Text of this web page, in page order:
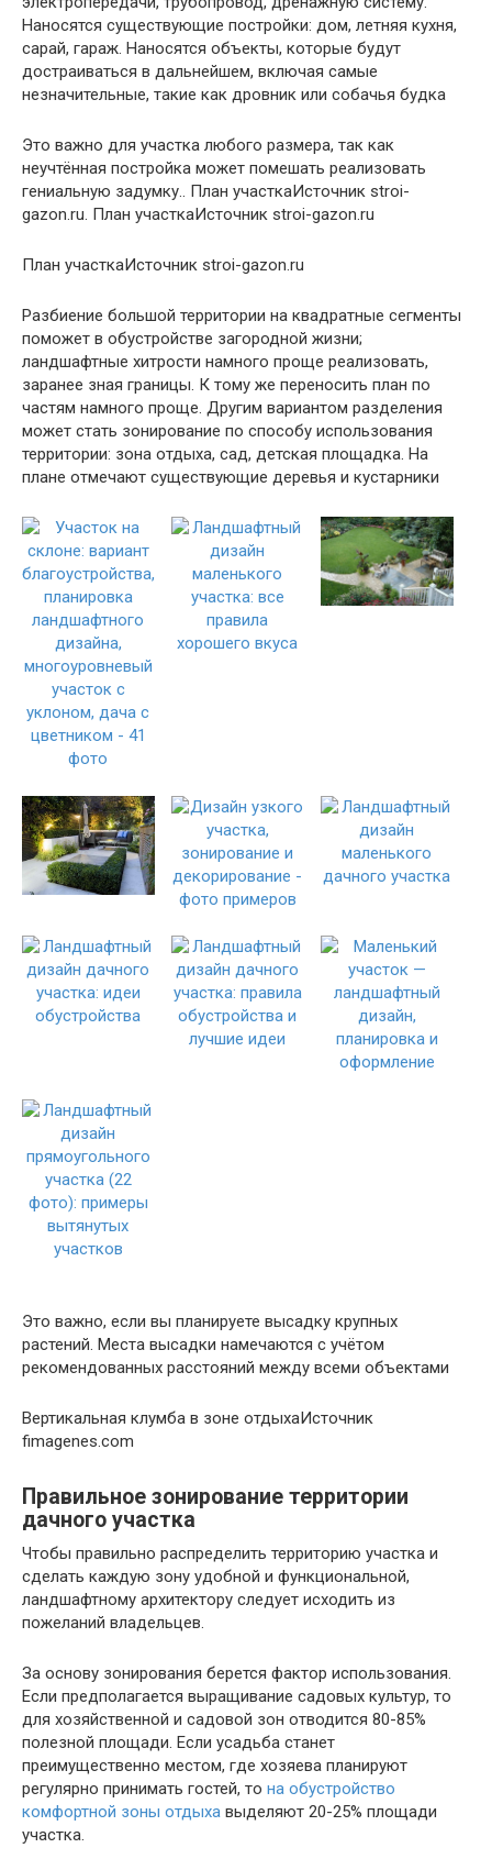
Наносятся существующие постройки: дом, летняя кухня,
сарай, гараж. Наносятся объекты, которые будут
достраиваться в дальнейшем, включая самые
незначительные, такие как дровник или собачья будка
Это важно для участка любого размера, так как
неучтённая постройка может помешать реализовать
гениальную задумку.. План участкаИсточник stroi-
gazon.ru. План участкаИсточник stroi-gazon.ru
План участкаИсточник stroi-gazon.ru
Разбиение большой территории на квадратные сегменты
поможет в обустройстве загородной жизни;
ландшафтные хитрости намного проще реализовать,
заранее зная границы. К тому же переносить план по
частям намного проще. Другим вариантом разделения
может стать зонирование по способу использования
территории: зона отдыха, сад, детская площадка. На
плане отмечают существующие деревья и кустарники
Это важно, если вы планируете высадку крупных
растений. Места высадки намечаются с учётом
рекомендованных расстояний между всеми объектами
Вертикальная клумба в зоне отдыхаИсточник
fimagenes.com
Правильное зонирование территории
дачного участка
Чтобы правильно распределить территорию участка и
сделать каждую зону удобной и функциональной,
ландшафтному архитектору следует исходить из
пожеланий владельцев.
За основу зонирования берется фактор использования.
Если предполагается выращивание садовых культур, то
для хозяйственной и садовой зон отводится 80-85%
полезной площади. Если усадьба станет
преимущественно местом, где хозяева планируют
регулярно принимать гостей, то на обустройство
комфортной зоны отдыха выделяют 20-25% площади
участка.